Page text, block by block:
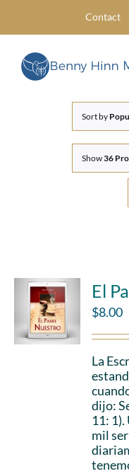
content
Contact
Sort by
Show36
El
$8.00
La
dijo:
11:
mil